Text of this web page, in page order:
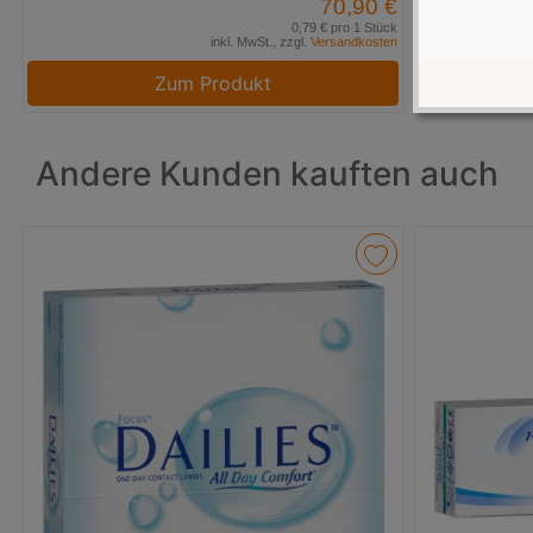
70,90 €
0,79 € pro 1 Stück
inkl. MwSt., zzgl. Versandkosten
Zum Produkt
Andere Kunden kauften auch